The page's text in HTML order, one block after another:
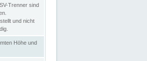
Trenner sind
und nicht
Höhe und